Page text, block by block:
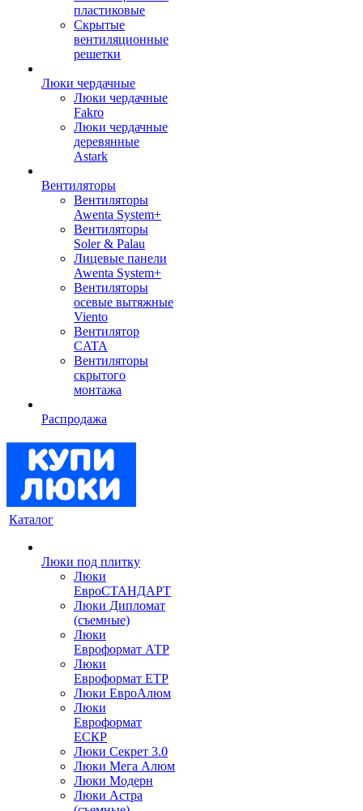
пластиковые
Скрытые
вентиляционные
решетки
Люки чердачные
Люки чердачные
Fakro
Люки чердачные
деревянные
Astark
Вентиляторы
Вентиляторы
Awenta System+
Вентиляторы
Soler & Palau
Лицевые панели
Awenta System+
Вентиляторы
осевые вытяжные
Viento
Вентилятор
CATA
Вентиляторы
скрытого
монтажа
Распродажа
Каталог
Люки под плитку
Люки
ЕвроСТАНДАРТ
Люки Дипломат
(съемные)
Люки
Евроформат АТР
Люки
Евроформат ЕТР
Люки ЕвроАлюм
Люки
Евроформат
ЕСКР
Люки Секрет 3.0
Люки Мега Алюм
Люки Модерн
Люки Астра